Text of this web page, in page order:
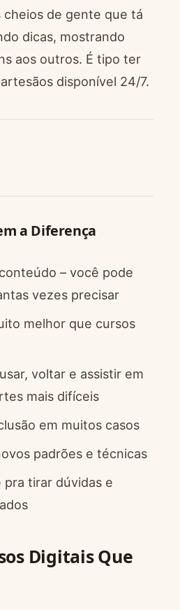
de gente que tá
dicas, mostrando
aos outros. É tipo ter
disponível 24/7.
a Diferença
– você pode
vezes precisar
melhor que cursos
voltar e assistir em
mais difíceis
em muitos casos
padrões e técnicas
pra tirar dúvidas e
Digitais Que